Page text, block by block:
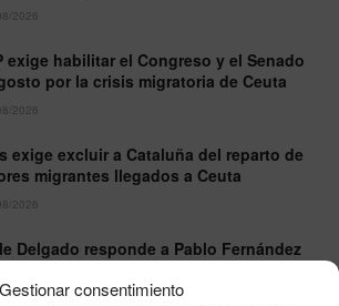
Gestionar consentimiento
2026
exige habilitar el Congreso y el Senado
por la crisis migratoria de Ceuta
2026
exige excluir a Cataluña del reparto de
migrantes llegados a Ceuta
2026
Delgado responde a Pablo Fernández
por mí”